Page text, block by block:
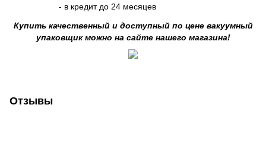
- в кредит до 24 месяцев
Купить качественный и доступный по цене вакуумный
упаковщик можно на сайте нашего магазина!
Отзывы